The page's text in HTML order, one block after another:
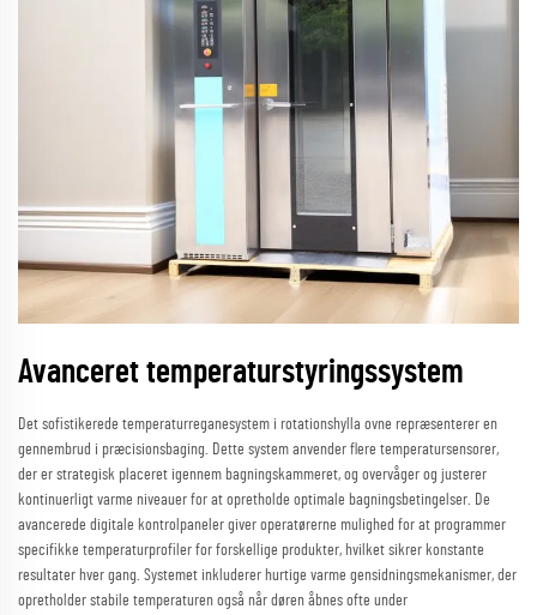
Avanceret temperaturstyringssystem
Det sofistikerede temperaturreganesystem i rotationshylla ovne repræsenterer en
gennembrud i præcisionsbaging. Dette system anvender flere temperatursensorer,
der er strategisk placeret igennem bagningskammeret, og overvåger og justerer
kontinuerligt varme niveauer for at opretholde optimale bagningsbetingelser. De
avancerede digitale kontrolpaneler giver operatørerne mulighed for at programmer
specifikke temperaturprofiler for forskellige produkter, hvilket sikrer konstante
resultater hver gang. Systemet inkluderer hurtige varme gensidningsmekanismer, der
opretholder stabile temperaturen også når døren åbnes ofte under